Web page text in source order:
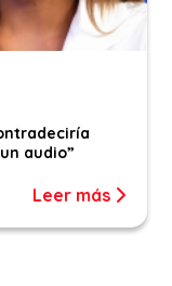
audio”
Leer más